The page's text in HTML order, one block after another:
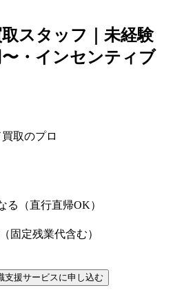
取スタッフ｜未経験
・インセンティブ
取のプロ
る（直行直帰OK）
固定残業代含む）
支援サービスに申し込む